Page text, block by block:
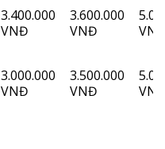
3.400.000
VNĐ
3.600.000
VNĐ
3.000.000
VNĐ
3.500.000
VNĐ